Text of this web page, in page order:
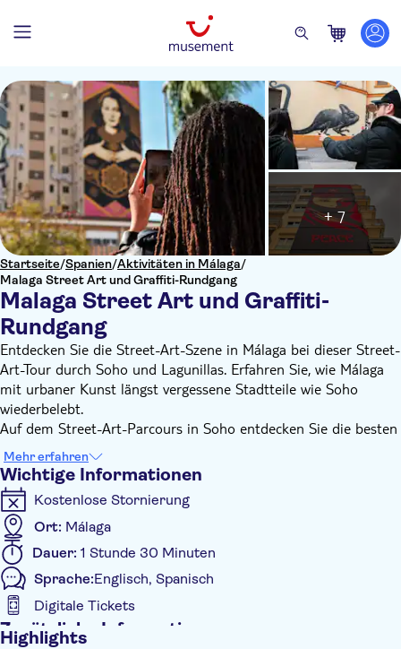
Startseite/Spanien/Aktivitäten in Málaga/
Malaga Street Art und Graffiti-Rundgang
Malaga Street Art und Graffiti-
Rundgang
+ 7
Entdecken Sie die Street-Art-Szene in Málaga bei dieser Street-
Art-Tour durch Soho und Lagunillas. Erfahren Sie, wie Málaga
mit urbaner Kunst längst vergessene Stadtteile wie Soho
wiederbelebt.
Auf dem Street-Art-Parcours in Soho entdecken Sie die besten
Graffitis der Gegend – geschaffen von nationalen und
internationalen Künstlern wie BoaMistura, Roa, D*Face oder
Obey. Von Soho aus spazieren Sie durch die Altstadt Málagas,
vorbei an einigen wichtigen Monumenten, und erreichen
schließlich das alternative Viertel Lagunillas.
Im Viertel Lagunillas erleben Sie ein unbekanntes Málaga
abseits der ausgetretenen Pfade, wo urbane Kunst ein starkes
Gemeinschaftsgefühl zum Ausdruck bringt. Schließlich erfahren
Sie auch die Unterschiede zwischen den Kunstvierteln Soho
und Lagunillas.
Mehr erfahren
Wichtige Informationen
Kostenlose Stornierung
Ort: Málaga
Dauer: 1 Stunde 30 Minuten
Sprache:Englisch, Spanisch
Digitale Tickets
Zusätzliche Informationen
Highlights